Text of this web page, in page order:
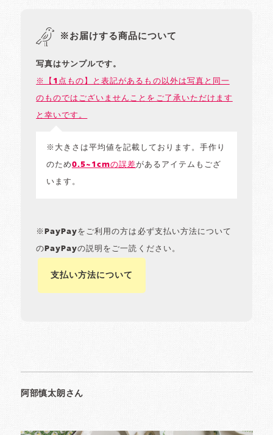
※お届けする商品について
写真はサンプルです。
※【1点もの】と表記があるもの以外は写真と同一
のものではございませんことをご了承いただけます
と幸いです。
※大きさは平均値を記載しております。手作り
のため0.5~1cmの誤差があるアイテムもござ
います。
※PayPayをご利用の方は必ず支払い方法について
のPayPayの説明をご一読ください。
支払い方法について